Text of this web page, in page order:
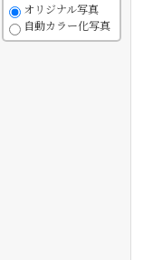
オリジナル写真
自動カラー化写真